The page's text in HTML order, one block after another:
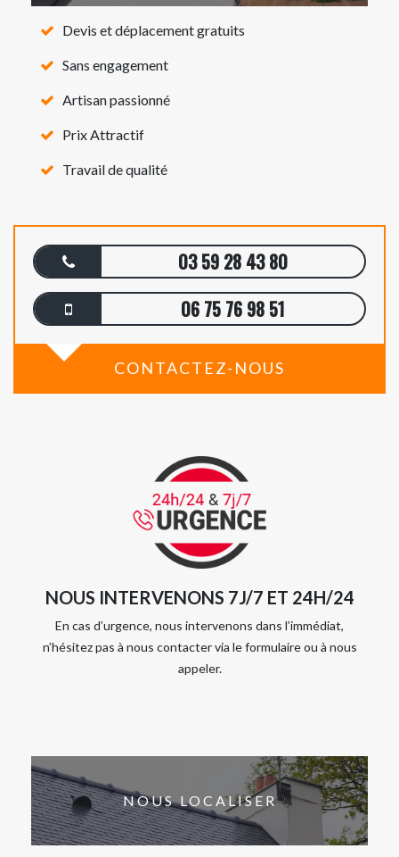
Devis et déplacement gratuits
Sans engagement
Artisan passionné
Prix Attractif
Travail de qualité
03 59 28 43 80
06 75 76 98 51
CONTACTEZ-NOUS
NOUS INTERVENONS 7J/7 ET 24H/24
En cas d’urgence, nous intervenons dans l’immédiat,
n’hésitez pas à nous contacter via le formulaire ou à nous
appeler.
NOUS LOCALISER